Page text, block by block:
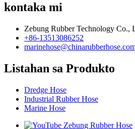
kontaka mi
Zebung Rubber Technology Co.,
+86-13513086252
Listahan sa Produkto
Dredge Hose
Industrial Rubber Hose
Marine Hose